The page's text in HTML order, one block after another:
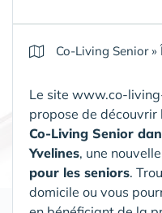
Co-Living Senior»
Le site www.co-
propose de découvrir
Co-Living Senior
Yvelines, une
pour les seniors.
domicile ou vous